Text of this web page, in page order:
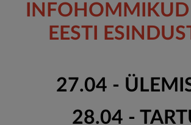
INFOHOMMIKUD
EESTI
27.04 -
28.04 -